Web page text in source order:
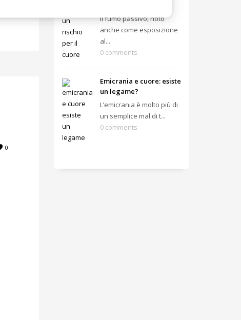
0
Il fumo passivo, noto
anche come esposizione
al...
0 comments
Emicrania e cuore: esiste
un legame?
L’emicrania è molto più di
un semplice mal di t...
0 comments